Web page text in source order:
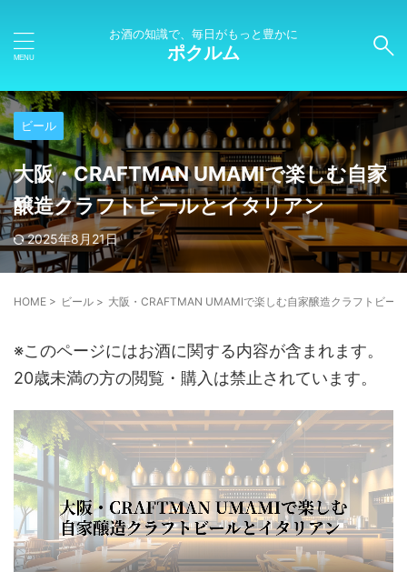
お酒の知識で、毎日がもっと豊かに
ポクルム
ビール
大阪・CRAFTMAN UMAMIで楽しむ自家
醸造クラフトビールとイタリアン
2025年8月21日
HOME > ビール > 大阪・CRAFTMAN UMAMIで楽しむ自家醸造クラフトビー
※このページにはお酒に関する内容が含まれます。
20歳未満の方の閲覧・購入は禁止されています。